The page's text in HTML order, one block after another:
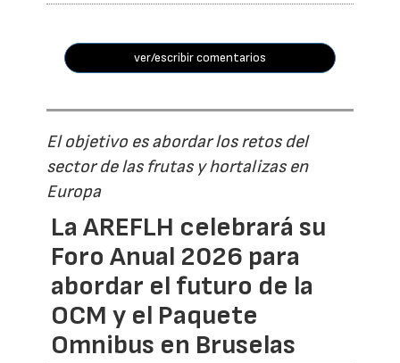
ver/escribir comentarios
El objetivo es abordar los retos del
sector de las frutas y hortalizas en
Europa
La AREFLH celebrará su
Foro Anual 2026 para
abordar el futuro de la
OCM y el Paquete
Omnibus en Bruselas